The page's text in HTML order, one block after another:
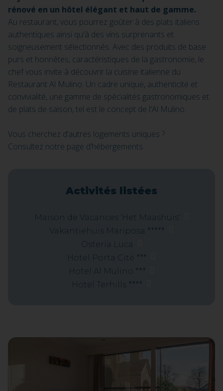
rénové en un hôtel élégant et haut de gamme.
Au restaurant, vous pourrez goûter à des plats italiens
authentiques ainsi qu'à des vins surprenants et
soigneusement sélectionnés. Avec des produits de base
purs et honnêtes, caractéristiques de la gastronomie, le
chef vous invite à découvrir la cuisine italienne du
Restaurant Al Mulino. Un cadre unique, authenticité et
convivialité, une gamme de spécialités gastronomiques et
de plats de saison, tel est le concept de l'Al Mulino.
Vous cherchez d’autres logements uniques ?
Consultez notre page d’hébergements.
Activités listées
Maison de Vacances 'Het Maashuis'
Vakantiehuis Mariposa *****
Osteria Luca
Hotel Porta Cité ***
Hotel Al Mulino ***
Hotel Terhills ****